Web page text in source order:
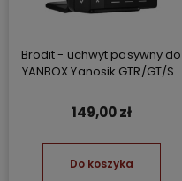
Brodit - uchwyt pasywny do
YANBOX Yanosik GTR/GT/S-
149,00 zł
Do koszyka